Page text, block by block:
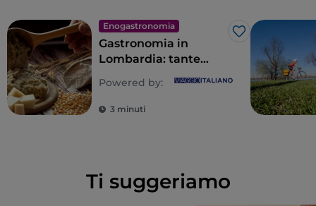
Enogastronomia
Like
Gastronomia in
Lombardia: tante
anime per un tripudio
di sapori
Powered by:
3 minuti
Ti suggeriamo